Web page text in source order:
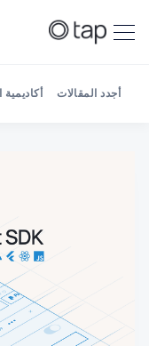
أجدد المقالات